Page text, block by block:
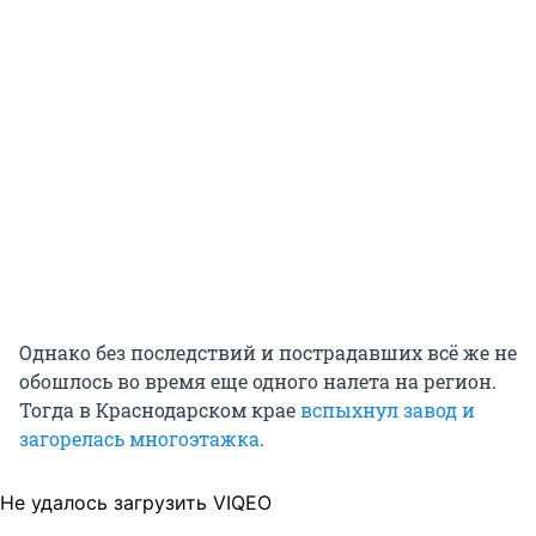
Однако без последствий и пострадавших всё же не
обошлось во время еще одного налета на регион.
Тогда в Краснодарском краевспыхнул завод и
загорелась многоэтажка.
Не удалось загрузить VIQEO